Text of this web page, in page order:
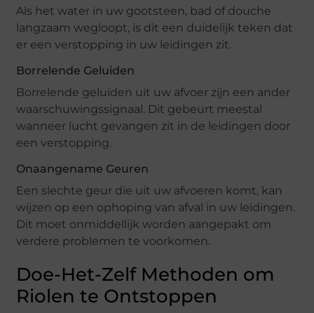
Als het water in uw gootsteen, bad of douche
langzaam wegloopt, is dit een duidelijk teken dat
er een verstopping in uw leidingen zit.
Borrelende Geluiden
Borrelende geluiden uit uw afvoer zijn een ander
waarschuwingssignaal. Dit gebeurt meestal
wanneer lucht gevangen zit in de leidingen door
een verstopping.
Onaangename Geuren
Een slechte geur die uit uw afvoeren komt, kan
wijzen op een ophoping van afval in uw leidingen.
Dit moet onmiddellijk worden aangepakt om
verdere problemen te voorkomen.
Doe-Het-Zelf Methoden om
Riolen te Ontstoppen